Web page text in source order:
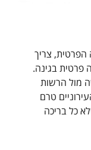
הפרטית, צריך
פרטית בגינה.
מול הרשות
טרם
כל בריכה